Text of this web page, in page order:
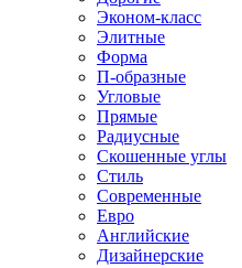
Эконом-класс
Элитные
Форма
П-образные
Угловые
Прямые
Радиусные
Скошенные углы
Стиль
Современные
Евро
Английские
Дизайнерские